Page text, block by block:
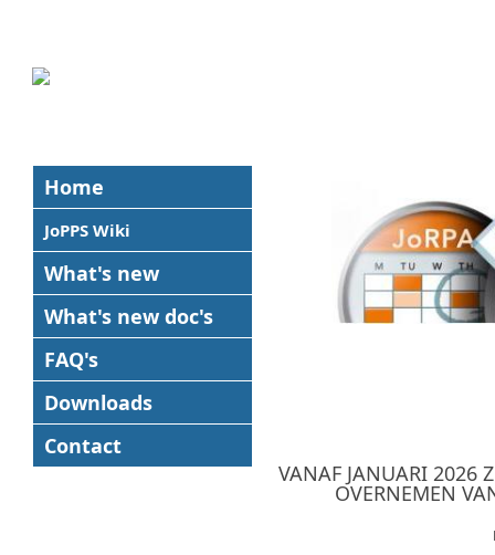
Home
JoPPS Wiki
What's new
What's new doc's
FAQ's
Downloads
Contact
VANAF JANUARI 2026
OVERNEMEN